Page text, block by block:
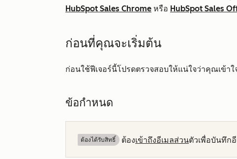
HubSpot Sales Chrome หรือ HubSpot Sales
ก่อนที่คุณจะเริ่มต้น
ก่อนใช้ฟีเจอร์นี้โปรดตรวจสอบให้แน่ใจว่าคุณเข้า
ข้อกำหนด
ต้องได้รับสิทธิ์​ ต้องเข้าถึงอีเมลส่วนตัวเพื่อบันทึก